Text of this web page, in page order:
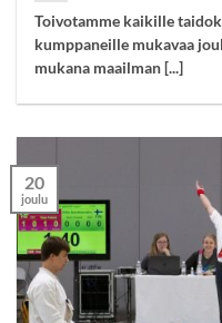
Toivotamme kaikille
kumppaneille mukavaa
mukana maailman [...]
20
joulu